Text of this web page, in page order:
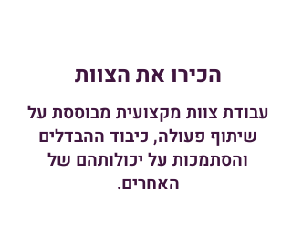
הכירו את הצוות
עבודת צוות מקצועית מבוססת על
שיתוף פעולה, כיבוד ההבדלים
והסתמכות על יכולותהם של
האחרים.